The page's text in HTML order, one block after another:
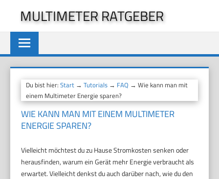
springen
MULTIMETER RATGEBER
Du bist hier:Start →Tutorials → FAQ → Wie kann man mit
einem Multimeter Energie sparen?
WIE KANN MAN MIT EINEM MULTIMETER
ENERGIE SPAREN?
Vielleicht möchtest du zu Hause Stromkosten senken oder
herausfinden, warum ein Gerät mehr Energie verbraucht als
erwartet. Vielleicht denkst du auch darüber nach, wie du den